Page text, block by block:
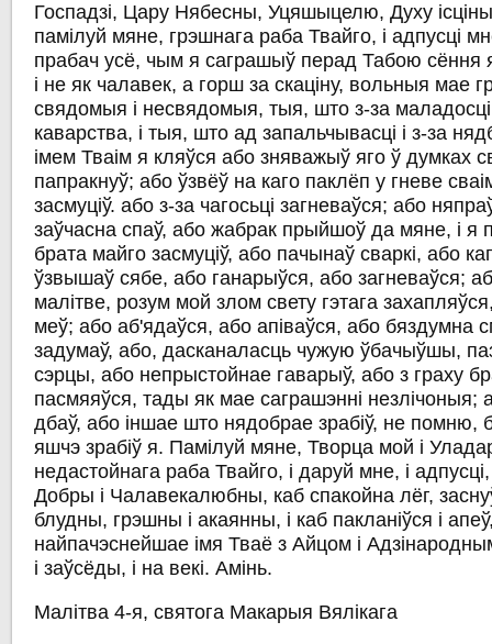
Госпадзі, Цару Нябесны, Уцяшыцелю, Духу
памілуй мяне, грэшнага раба Твайго, і адпусці
прабач усё, чым я саграшыў перад Табою сёння
і не як чалавек, а горш за скаціну, вольныя мае
свядомыя і несвядомыя, тыя, што з-за маладосці
каварства, і тыя, што ад запальчывасці і з-за
імем Тваім я кляўся або зняважыў яго ў думках
папракнуў; або ўзвёў на каго паклёп у гневе
засмуціў. або з-за чагосьці загневаўся; або
заўчасна спаў, або жабрак прыйшоў да мяне, і я
брата майго засмуціў, або пачынаў сваркі, або
ўзвышаў сябе, або ганарыўся, або загневаўся;
малітве, розум мой злом свету гэтага
меў; або аб'ядаўся, або апіваўся, або бяздумна
задумаў, або, дасканаласць чужую ўбачыўшы,
сэрцы, або непрыстойнае гаварыў, або з граху
пасмяяўся, тады як мае саграшэнні незлічоныя;
дбаў, або іншае што нядобрае зрабіў, не помню,
яшчэ зрабіў я. Памілуй мяне, Творца мой і
недастойнага раба Твайго, і даруй мне, і
Добры і Чалавекалюбны, каб спакойна лёг,
блудны, грэшны і акаянны, і каб пакланіўся і
найпачэснейшае імя Тваё з Айцом і
і заўсёды, і на векі. Амінь.
Малітва 4-я, святога Макарыя Вялікага